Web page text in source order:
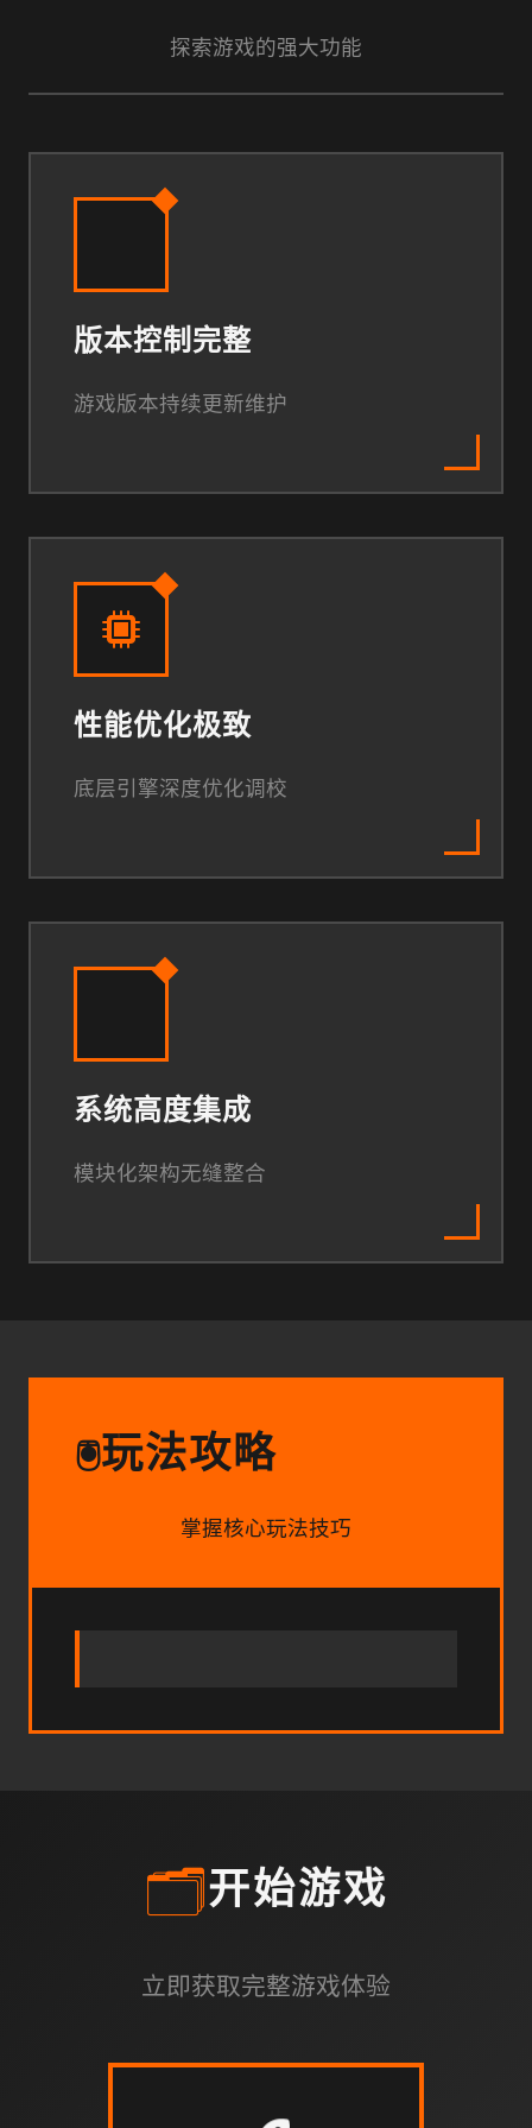
探索游戏的强大功能
版本控制完整
游戏版本持续更新维护
性能优化极致
底层引擎深度优化调校
系统高度集成
模块化架构无缝整合
🖲️玩法攻略
掌握核心玩法技巧
🗂️开始游戏
立即获取完整游戏体验